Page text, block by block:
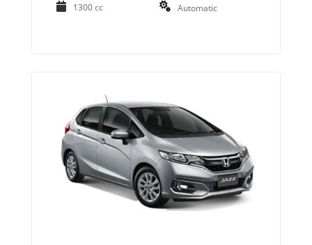
1300 cc Automatic